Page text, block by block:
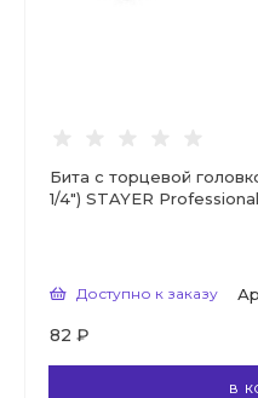
Бита с торцевой
1/4") STAYER Professional
Доступно к заказу
82 ₽
В